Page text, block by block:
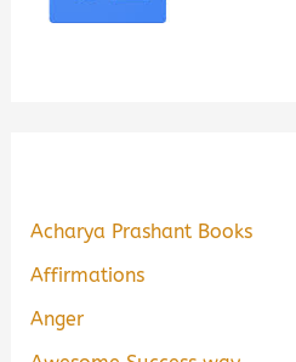
Acharya Prashant Books
Affirmations
Anger